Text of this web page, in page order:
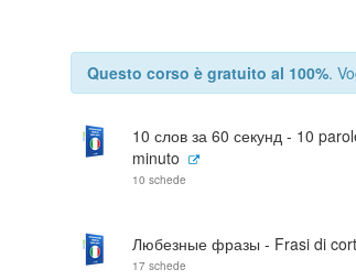
Questo corso è gratuito al 100%.
10 слов за 60 секунд - 10
minuto
10 schede
Любезные фразы - Frasi di
17 schede